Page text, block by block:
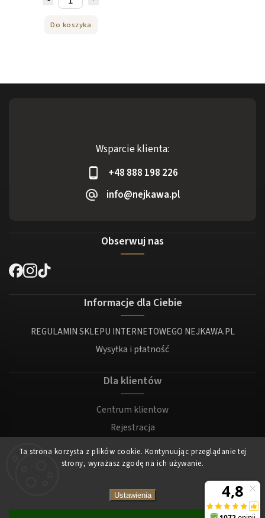
Ta strona korzysta z plików cookie. Kontynuując przeglądanie tej
strony, wyrażasz zgodę na ich używanie.
Ustawienia
Do koszyka
Wsparcie klienta:
+48 888 198 226
info@nejkawa.pl
Obserwuj nas
Informacje dla Ciebie
REGULAMIN SKLEPU INTERNETOWEGO NEJKAWA.PL
Wysyłka i płatność
Dla klientów
Centrum klientow
Rejestracja
Zaloguj sie
Nejkawa. Wszystkie prawa zastrzeżone.